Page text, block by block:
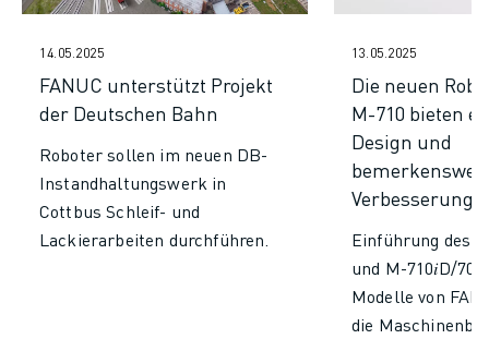
DIGITALE SERVICE TOOLS
TRAINING & AUSBILDUNG
FANUC AKADEMIE
BRANCHEN-LÖSUNGEN
LÖSUNGEN FÜR DIE AUSBILDUNG
WORLDSKILLS & YOUNG TALENTS
BILDUNGSVERANSTALTUNGEN
14.05.2025
FANUC unterstützt Projekt
der Deutschen Bahn
Roboter sollen im neuen DB-
Instandhaltungswerk in
Cottbus Schleif- und
Lackierarbeiten durchführen.
13.05.2025
Die neuen
M-710 bieten
Design und
Einführung des
und M-710𝑖D/70:
Modelle von
die